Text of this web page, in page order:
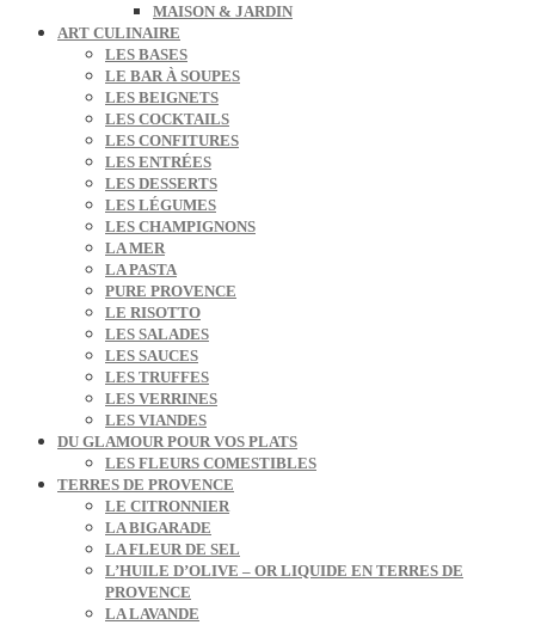
MAISON & JARDIN
ART CULINAIRE
LES BASES
LE BAR À SOUPES
LES BEIGNETS
LES COCKTAILS
LES CONFITURES
LES ENTRÉES
LES DESSERTS
LES LÉGUMES
LES CHAMPIGNONS
LA MER
LA PASTA
PURE PROVENCE
LE RISOTTO
LES SALADES
LES SAUCES
LES TRUFFES
LES VERRINES
LES VIANDES
DU GLAMOUR POUR VOS PLATS
LES FLEURS COMESTIBLES
TERRES DE PROVENCE
LE CITRONNIER
LA BIGARADE
LA FLEUR DE SEL
L’HUILE D’OLIVE – OR LIQUIDE EN TERRES DE
PROVENCE
LA LAVANDE